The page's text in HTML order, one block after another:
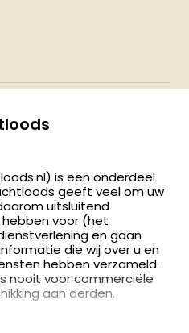
- 17:00 én 18:00 - 21:00
is een onderdeel
geeft veel om uw
uitsluitend
voor (het
en gaan
die wij over u en
hebben verzameld.
nooit voor commerciële
aan derden.